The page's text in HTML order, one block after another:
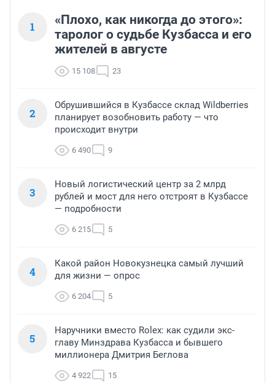
1
«Плохо, как никогда до этого»:
таролог о судьбе Кузбасса и его
жителей в августе
15 108 23
2
Обрушившийся в Кузбассе склад Wildberries
планирует возобновить работу — что
происходит внутри
6 490 9
3
Новый логистический центр за 2 млрд
рублей и мост для него отстроят в Кузбассе
— подробности
6 215 5
4
Какой район Новокузнецка самый лучший
для жизни — опрос
6 204 5
5
Наручники вместо Rolex: как судили экс-
главу Минздрава Кузбасса и бывшего
миллионера Дмитрия Беглова
4 922 15